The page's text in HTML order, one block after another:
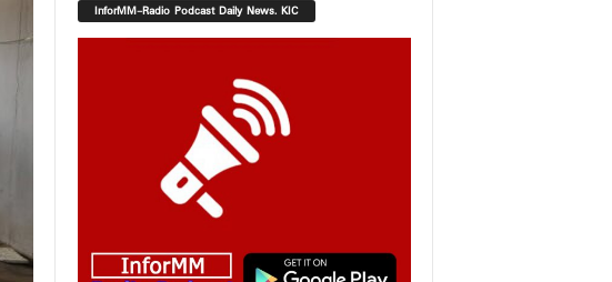
InforMM-Radio Podcast Daily News. KIC